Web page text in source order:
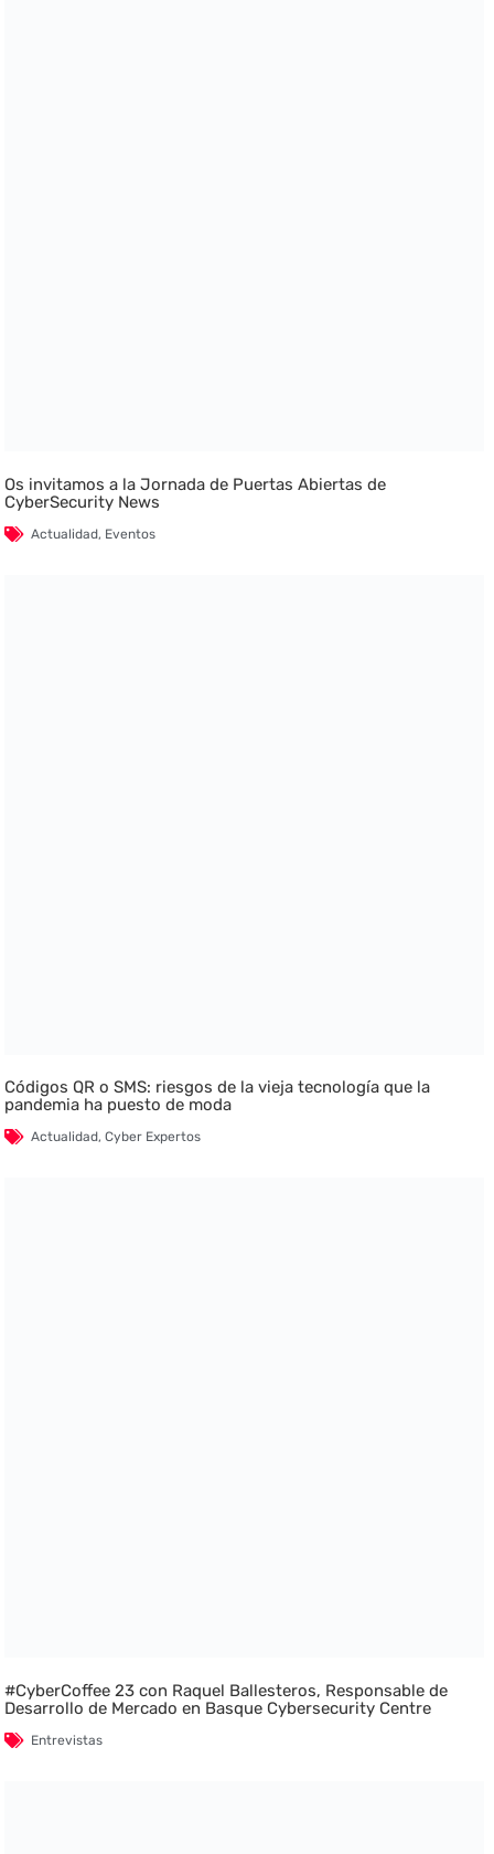
Os invitamos a la Jornada de Puertas Abiertas de
CyberSecurity News
Actualidad, Eventos
Códigos QR o SMS: riesgos de la vieja tecnología que la
pandemia ha puesto de moda
Actualidad,Cyber Expertos
#CyberCoffee 23 con Raquel Ballesteros, Responsable de
Desarrollo de Mercado en Basque Cybersecurity Centre
Entrevistas